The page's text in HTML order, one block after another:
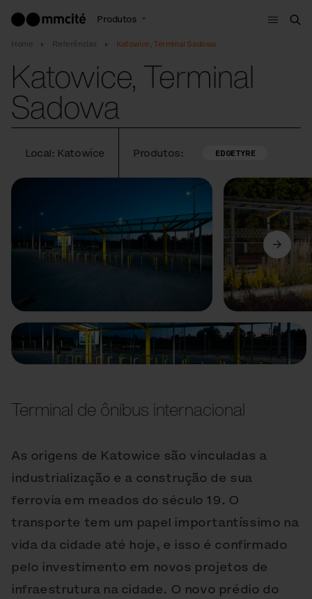
Produtos
Menu
Home Referências Katowice, Terminal Sadowa
Katowice, Terminal
Sadowa
Local: Katowice Produtos: EDGETYRE
Seguinte
Terminal de ônibus internacional
As origens de Katowice são vinculadas a
industrialização e a construção de sua
ferrovia em meados do século 19. O
transporte tem um papel importantíssimo na
vida da cidade até hoje, e isso é confirmado
pelo investimento em novos projetos de
infraestrutura na cidade. O novo prédio do